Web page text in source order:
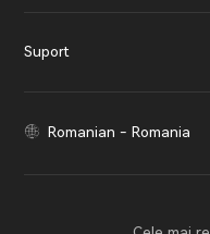
Suport
Romanian - Romania